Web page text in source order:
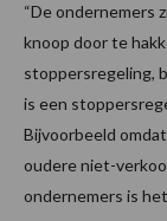
“De ondernemers
knoop door te
stoppersregeling,
is een
Bijvoorbeeld
oudere niet-
ondernemers is